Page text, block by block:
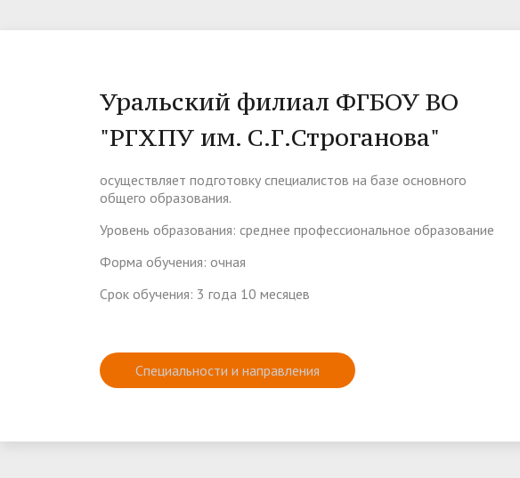
Уральский филиал ФГБОУ ВО
"РГХПУ им. С.Г.Строганова"
осуществляет подготовку специалистов на базе основного
общего образования.
Уровень образования: среднее профессиональное образование
Форма обучения: очная
Срок обучения: 3 года 10 месяцев
Специальности и направления